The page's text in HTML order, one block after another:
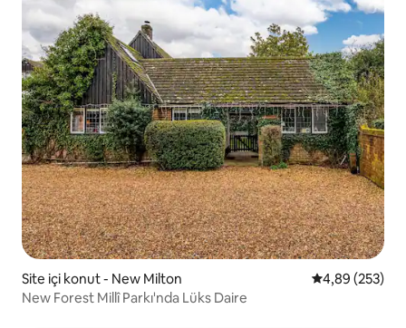
Site içi konut - New Milton 5 üzerinden
4,89 (253)
New Forest Millî Parkı'nda Lüks Daire